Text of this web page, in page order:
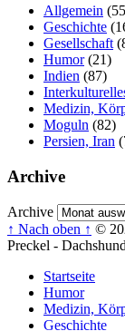
Allgemein
Geschichte
Gesellschaft
Humor(21)
Indien (87)
Medizin,
Moguln (82)
Persien, Iran
Archive
Archive
↑ Nach oben ↑ ©
Preckel -
Startseite
Humor
Medizin,
Geschichte